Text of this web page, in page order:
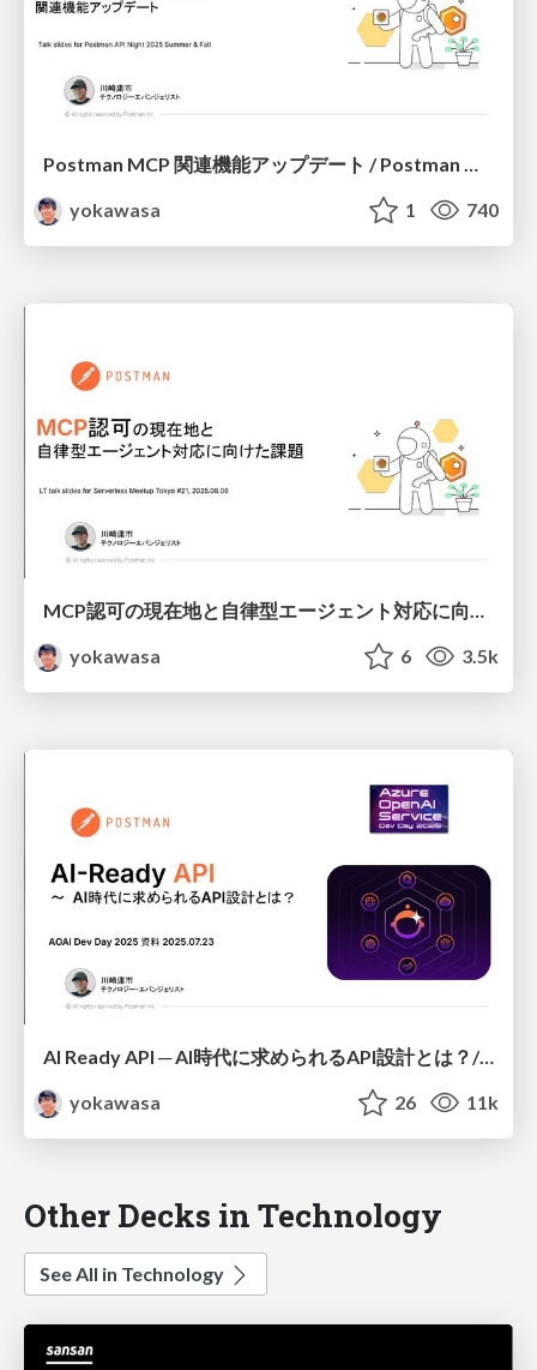
yokawasa
1 740
MCP認可の現在地と自律型エージェント対応に向けた課題 / MCP Authorization Today and Challenges to Support Autonomous Agents
yokawasa
6 3.5k
AI Ready API ─ AI時代に求められるAPI設計とは？/ AI-Ready API - Designing MCP and APIs in the AI Era
yokawasa
26 11k
Other Decks in Technology
See All in Technology